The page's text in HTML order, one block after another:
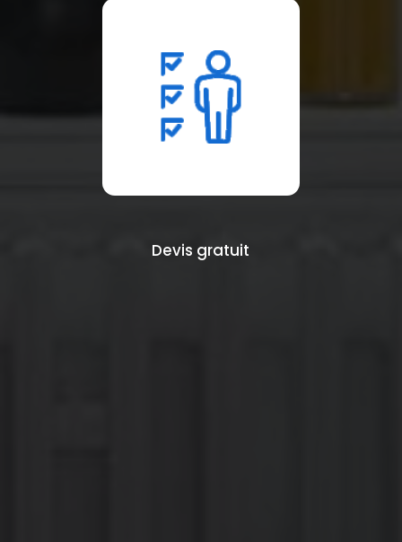
Devis gratuit